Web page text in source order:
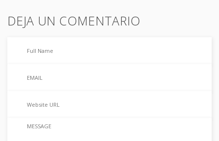
DEJA UN COMENTARIO